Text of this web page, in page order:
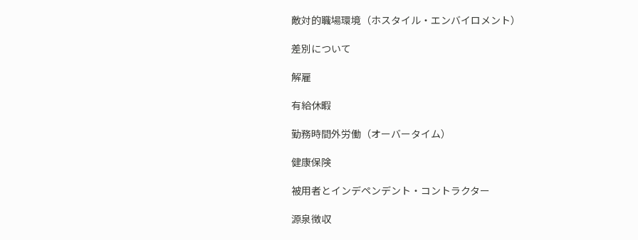
敵対的職場環境（ホスタイル・エンバイロメント）
差別について
解雇
有給休暇
勤務時間外労働（オーバータイム）
健康保険
被用者とインデペンデント・コントラクター
源泉徴収